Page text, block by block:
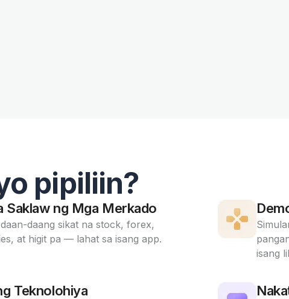
pipiliin?
Saklaw ng Mga Merkado
daang sikat na stock, forex,
at higit pa — lahat sa isang app.
isang
Teknolohiya